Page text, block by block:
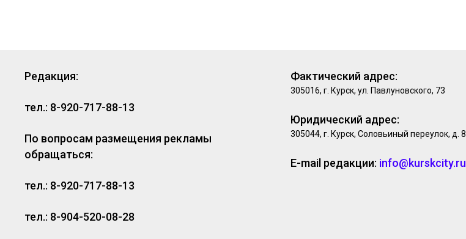
Редакция:
тел.: 8-920-717-88-13
По вопросам размещения рекламы
обращаться:
тел.: 8-920-717-88-13
тел.: 8-904-520-08-28
Фактический адрес:
305016, г. Курск, ул. Павлуновского, 73
Юридический адрес:
305044, г. Курск, Соловьиный переулок, д. 8
E-mail редакции: info@kurskcity.ru